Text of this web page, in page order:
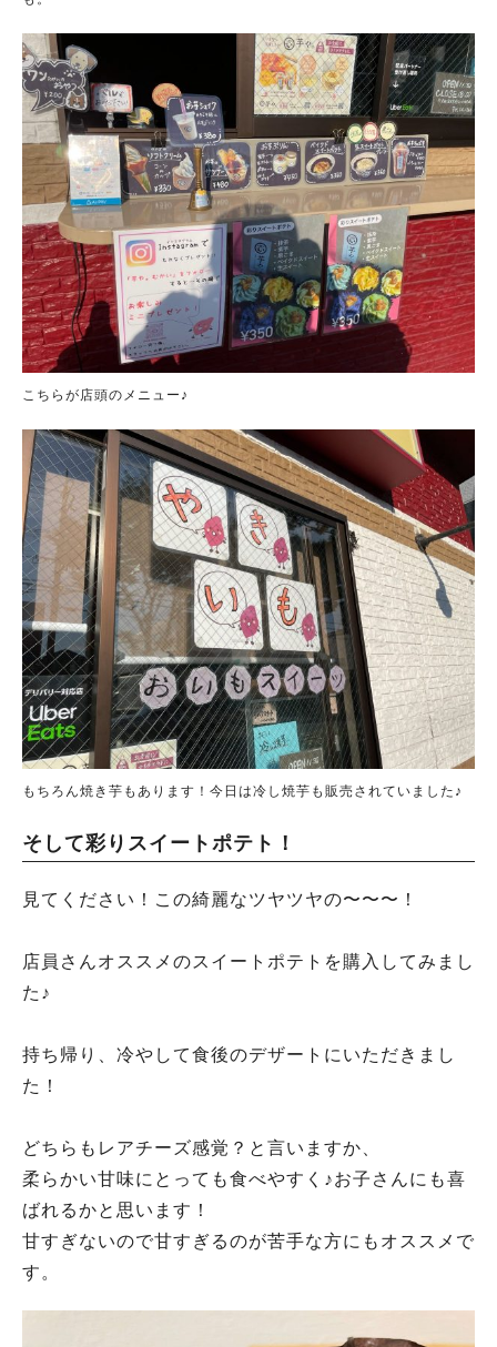
こちらが店頭のメニュー♪
もちろん焼き芋もあります！今日は冷し焼芋も販売されていました♪
そして彩りスイートポテト！
見てください！この綺麗なツヤツヤの〜〜〜！
店員さんオススメのスイートポテトを購入してみまし
た♪
持ち帰り、冷やして食後のデザートにいただきまし
た！
どちらもレアチーズ感覚？と言いますか、
柔らかい甘味にとっても食べやすく♪お子さんにも喜
ばれるかと思います！
甘すぎないので甘すぎるのが苦手な方にもオススメで
す。